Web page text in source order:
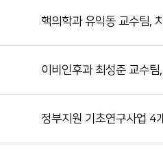
핵의학과 유익동 교수팀,
이비인후과 최성준 교수
정부지원 기초연구사업 4